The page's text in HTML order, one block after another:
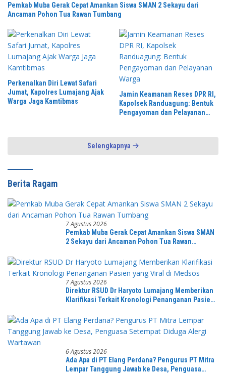
Pemkab Muba Gerak Cepat Amankan Siswa SMAN 2 Sekayu dari
Ancaman Pohon Tua Rawan Tumbang
Perkenalkan Diri Lewat Safari
Jumat, Kapolres Lumajang Ajak
Warga Jaga Kamtibmas
Jamin Keamanan Reses DPR RI,
Kapolsek Randuagung: Bentuk
Pengayoman dan Pelayanan
Selengkapnya
Berita Ragam
7 Agustus 2026
Pemkab Muba Gerak Cepat Amankan Siswa SMAN
2 Sekayu dari Ancaman Pohon Tua Rawan
7 Agustus 2026
Direktur RSUD Dr Haryoto Lumajang Memberikan
Klarifikasi Terkait Kronologi Penanganan Pasien
6 Agustus 2026
Ada Apa di PT Elang Perdana? Pengurus PT Mitra
Lempar Tanggung Jawab ke Desa, Penguasa